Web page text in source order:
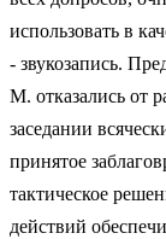
использовать в
- звукозапись.
М. отказались от
заседании
принятое
тактическое
действий